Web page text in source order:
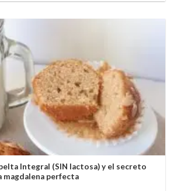
Integral (SIN lactosa) y el secreto
magdalena perfecta